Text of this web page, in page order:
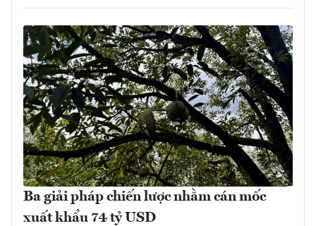
Ba giải pháp chiến lược nhằm cán mốc
xuất khẩu 74 tỷ USD